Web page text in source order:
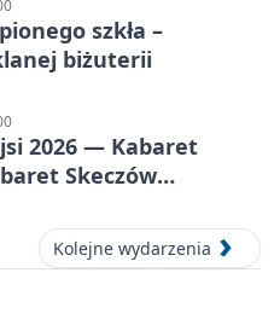
szkła –
biżuterii
2026 — Kabaret
Skeczów
Kolejne wydarzenia